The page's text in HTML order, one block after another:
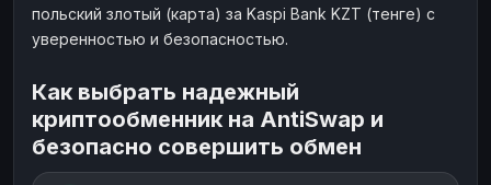
польский злотый (карта) за Kaspi Bank KZT (тенге) с
уверенностью и безопасностью.
Как выбрать надежный
криптообменник на AntiSwap и
безопасно совершить обмен